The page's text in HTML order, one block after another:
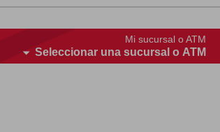
Mi sucursal o ATM
Seleccionar una sucursal o ATM